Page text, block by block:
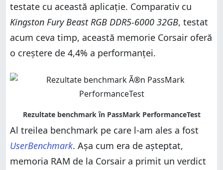
testate cu această aplicație. Comparativ cu
Kingston Fury Beast RGB DDR5-6000 32GB, testat
acum ceva timp, această memorie Corsair oferă
o creștere de 4,4% a performanței.
Al treilea benchmark pe care l-am ales a fost
UserBenchmark. Așa cum era de așteptat,
memoria RAM de la Corsair a primit un verdict